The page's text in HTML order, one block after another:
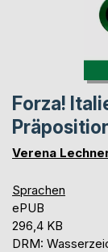
Forza!
Verena
Sprachen
ePUB
296,4 KB
DRM: